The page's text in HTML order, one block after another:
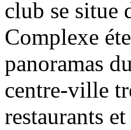
club se situe
Complexe
panoramas
centre-ville
restaurants